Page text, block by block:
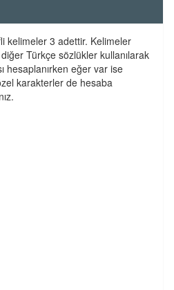
kelimeler 3 adettir. Kelimeler
Türkçe sözlükler kullanılarak
hesaplanırken eğer var ise
karakterler de hesaba